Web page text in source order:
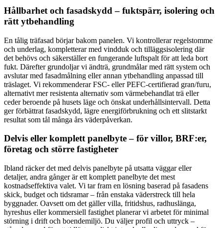
Hållbarhet och fasadskydd – fuktspärr, isolering och
rätt ytbehandling
En tålig träfasad börjar bakom panelen. Vi kontrollerar regelstomme
och underlag, kompletterar med vindduk och tilläggsisolering där
det behövs och säkerställer en fungerande luftspalt för att leda bort
fukt. Därefter grundoljar vi ändträ, grundmålar med rätt system och
avslutar med fasadmålning eller annan ytbehandling anpassad till
träslaget. Vi rekommenderar FSC- eller PEFC-certifierad gran/furu,
alternativt mer resistenta alternativ som värmebehandlat trä eller
ceder beroende på husets läge och önskat underhållsintervall. Detta
ger förbättrat fasadskydd, lägre energiförbrukning och ett slitstarkt
resultat som tål många års väderpåverkan.
Delvis eller komplett panelbyte – för villor, BRF:er,
företag och större fastigheter
Ibland räcker det med delvis panelbyte på utsatta väggar eller
detaljer, andra gånger är ett komplett panelbyte det mest
kostnadseffektiva valet. Vi tar fram en lösning baserad på fasadens
skick, budget och tidsramar – från enstaka väderstreck till hela
byggnader. Oavsett om det gäller villa, fritidshus, radhuslänga,
hyreshus eller kommersiell fastighet planerar vi arbetet för minimal
störning i drift och boendemiljö. Du väljer profil och uttryck –